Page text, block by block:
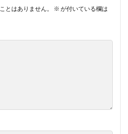
とはありません。 ※ が付いている欄は